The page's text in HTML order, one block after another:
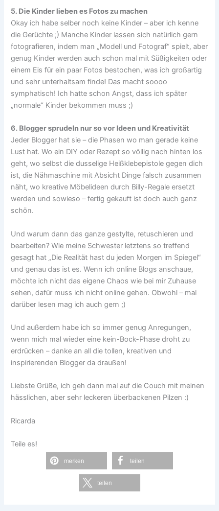
5. Die Kinder lieben es Fotos zu machen
Okay ich habe selber noch keine Kinder – aber ich kenne
die Gerüchte ;) Manche Kinder lassen sich natürlich gern
fotografieren, indem man „Modell und Fotograf“ spielt, aber
genug Kinder werden auch schon mal mit Süßigkeiten oder
einem Eis für ein paar Fotos bestochen, was ich großartig
und sehr unterhaltsam finde! Das macht soooo
symphatisch! Ich hatte schon Angst, dass ich später
„normale“ Kinder bekommen muss ;)
6. Blogger sprudeln nur so vor Ideen und Kreativität
Jeder Blogger hat sie – die Phasen wo man gerade keine
Lust hat. Wo ein DIY oder Rezept so völlig nach hinten los
geht, wo selbst die dusselige Heißklebepistole gegen dich
ist, die Nähmaschine mit Absicht Dinge falsch zusammen
näht, wo kreative Möbelideen durch Billy-Regale ersetzt
werden und sowieso – fertig gekauft ist doch auch ganz
schön.
Und warum dann das ganze gestylte, retuschieren und
bearbeiten? Wie meine Schwester letztens so treffend
gesagt hat „Die Realität hast du jeden Morgen im Spiegel“
und genau das ist es. Wenn ich online Blogs anschaue,
möchte ich nicht das eigene Chaos wie bei mir Zuhause
sehen, dafür muss ich nicht online gehen. Obwohl – mal
darüber lesen mag ich auch gern ;)
Und außerdem habe ich so immer genug Anregungen,
wenn mich mal wieder eine kein-Bock-Phase droht zu
erdrücken – danke an all die tollen, kreativen und
inspirierenden Blogger da draußen!
Liebste Grüße, ich geh dann mal auf die Couch mit meinen
hässlichen, aber sehr leckeren überbackenen Pilzen :)
Ricarda
Teile es!
merken teilen
teilen